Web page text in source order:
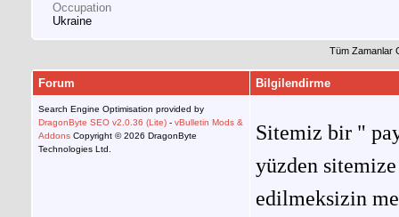
Occupation
Ukraine
Tüm Zamanlar
Forum Bilgilendirme
Search Engine Optimisation provided by
DragonByte SEO v2.0.36 (Lite) - vBulletin Mods &
Addons Copyright © 2026 DragonByte
Technologies Ltd.
Sitemiz bir "
yüzden
edilmeksizin